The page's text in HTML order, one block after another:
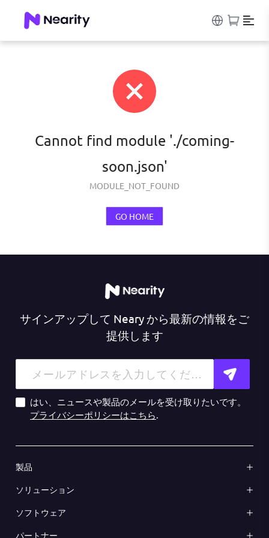
Cannot find module './coming-
soon.json'
MODULE_NOT_FOUND
GO HOME
サインアップして Neary から最新の情報をご
提供します
はい、ニュースや製品のメールを受け取りたいです。
プライバシーポリシーはこちら.
製品
ソリューション
ソフトウェア
パートナー